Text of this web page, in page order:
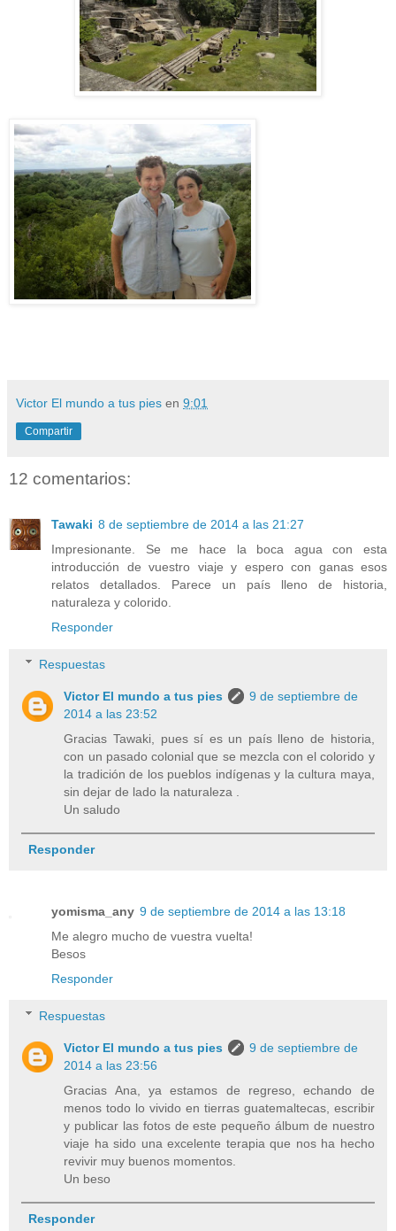
Victor El mundo a tus pies en 9:01
Compartir
12 comentarios:
Tawaki 8 de septiembre de 2014 a las 21:27
Impresionante. Se me hace la boca agua con esta
introducción de vuestro viaje y espero con ganas esos
relatos detallados. Parece un país lleno de historia,
naturaleza y colorido.
Responder
Respuestas
Victor El mundo a tus pies
9 de septiembre de
2014 a las 23:52
Gracias Tawaki, pues sí es un país lleno de historia,
con un pasado colonial que se mezcla con el colorido y
la tradición de los pueblos indígenas y la cultura maya,
sin dejar de lado la naturaleza .
Un saludo
Responder
yomisma_any 9 de septiembre de 2014 a las 13:18
Me alegro mucho de vuestra vuelta!
Besos
Responder
Respuestas
Victor El mundo a tus pies
9 de septiembre de
2014 a las 23:56
Gracias Ana, ya estamos de regreso, echando de
menos todo lo vivido en tierras guatemaltecas, escribir
y publicar las fotos de este pequeño álbum de nuestro
viaje ha sido una excelente terapia que nos ha hecho
revivir muy buenos momentos.
Un beso
Responder